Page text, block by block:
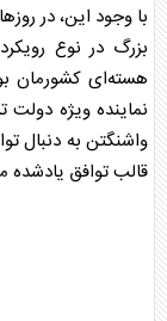
با وجود این‌، در
بزرگ در نوع
هسته‌ای کشورمان
نماینده ویژه دولت
واشنگتن به دنبال
قالب توافق یادشده